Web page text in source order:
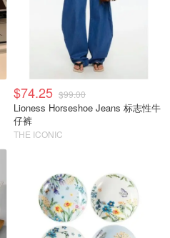
$74.25 $99.00
Lioness Horseshoe Jeans 标志性牛
仔裤
THE ICONIC